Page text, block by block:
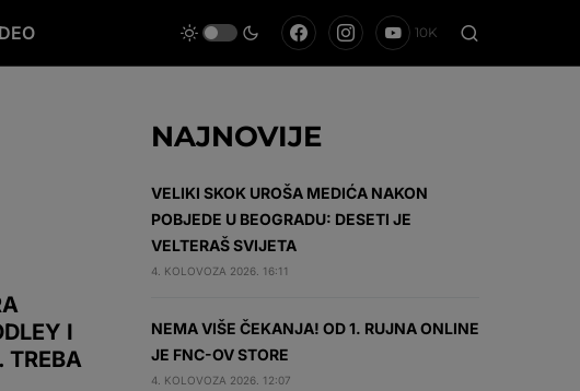
10K
I
TREBA
NAJNOVIJE
VELIKI SKOK UROŠA MEDIĆA NAKON
POBJEDE U BEOGRADU: DESETI JE
VELTERAŠ SVIJETA
4. KOLOVOZA 2026. 16:11
NEMA VIŠE ČEKANJA! OD 1. RUJNA ONLINE
JE FNC-OV STORE
4. KOLOVOZA 2026. 12:07